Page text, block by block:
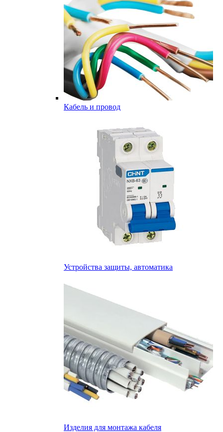
Кабель и провод
Устройства защиты, автоматика
Изделия для монтажа кабеля